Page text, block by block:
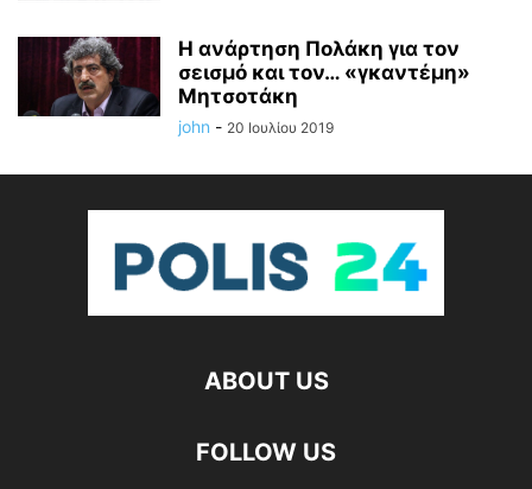
Η ανάρτηση Πολάκη για τον
σεισμό και τον… «γκαντέμη»
Μητσοτάκη
john - 20 Ιουλίου 2019
ABOUT US
FOLLOW US